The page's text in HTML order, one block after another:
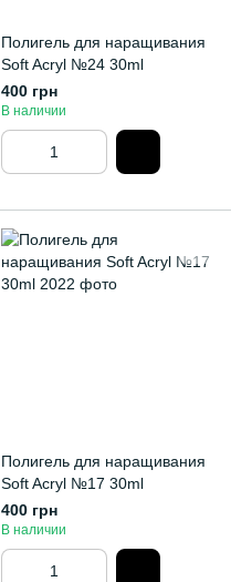
Полигель для наращивания
Soft Acryl №24 30ml
400 грн
В наличии
Полигель для наращивания
Soft Acryl №17 30ml
400 грн
В наличии